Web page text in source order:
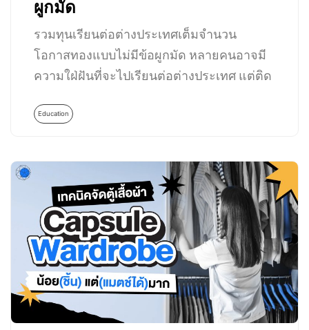
ผูกมัด
รวมทุนเรียนต่อต่างประเทศเต็มจำนวน
โอกาสทองแบบไม่มีข้อผูกมัด หลายคนอาจมี
ความใฝ่ฝันที่จะไปเรียนต่อต่างประเทศ แต่ติด
Education